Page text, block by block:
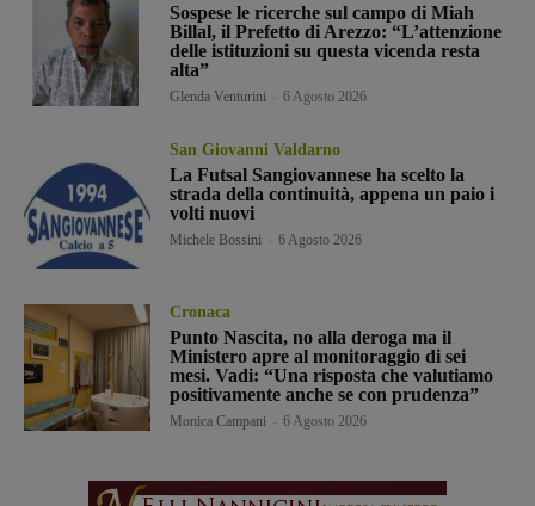
Sospese le ricerche sul campo di Miah
Billal, il Prefetto di Arezzo: “L’attenzione
delle istituzioni su questa vicenda resta
alta”
Glenda Venturini 6 Agosto 2026
San Giovanni Valdarno
La Futsal Sangiovannese ha scelto la
strada della continuità, appena un paio i
volti nuovi
Michele Bossini 6 Agosto 2026
Cronaca
Punto Nascita, no alla deroga ma il
Ministero apre al monitoraggio di sei
mesi. Vadi: “Una risposta che valutiamo
positivamente anche se con prudenza”
Monica Campani 6 Agosto 2026